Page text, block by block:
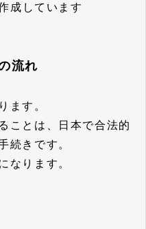
成しています
流れ
ます。
ことは、日本で合法的
続きです。
なります。